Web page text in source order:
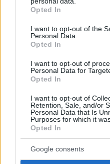
grant or deny consent to
use your data for below
consent section.
Opted In
I want to opt-out of the
Personal Data.
Opted In
I want to opt-out of
Personal Data for
Opted In
I want to opt-out of
Retention, Sale, and/or
Personal Data that Is
Purposes for which it
Opted In
Google consents
βοηθό AI που αλλάζει τον
φοιτητές
Η Smart φοιτητική κατοικία
03.08.2026, 10:56
29.07.2026, 09:39
ΡΟΗ ΕΙΔΗΣΕΩΝ
Ειδήσεις